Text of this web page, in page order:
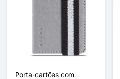
Porta-cartões com